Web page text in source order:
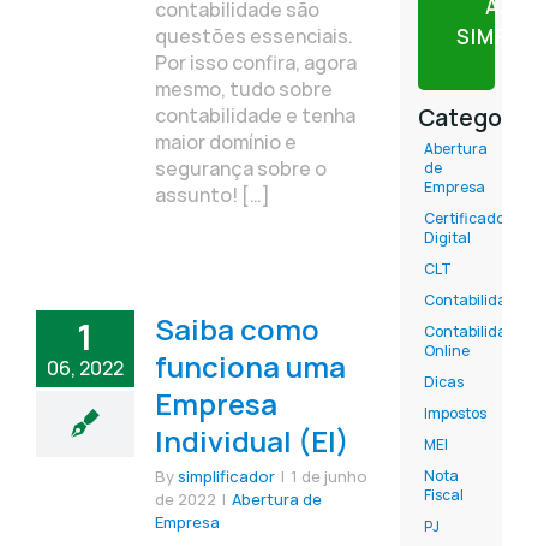
contabilidade são
questões essenciais.
Por isso confira, agora
mesmo, tudo sobre
contabilidade e tenha
maior domínio e
segurança sobre o
assunto! […]
1
06, 2022
Saiba como
funciona uma
Empresa
Individual (EI)
Bysimplificador | 1 de junho
de 2022 | Abertura de
Empresa
Abertura
de
Empresa
Certificado
Digital
CLT
Contabilidade
Contabilidade
Online
Dicas
Impostos
MEI
Nota
Fiscal
PJ